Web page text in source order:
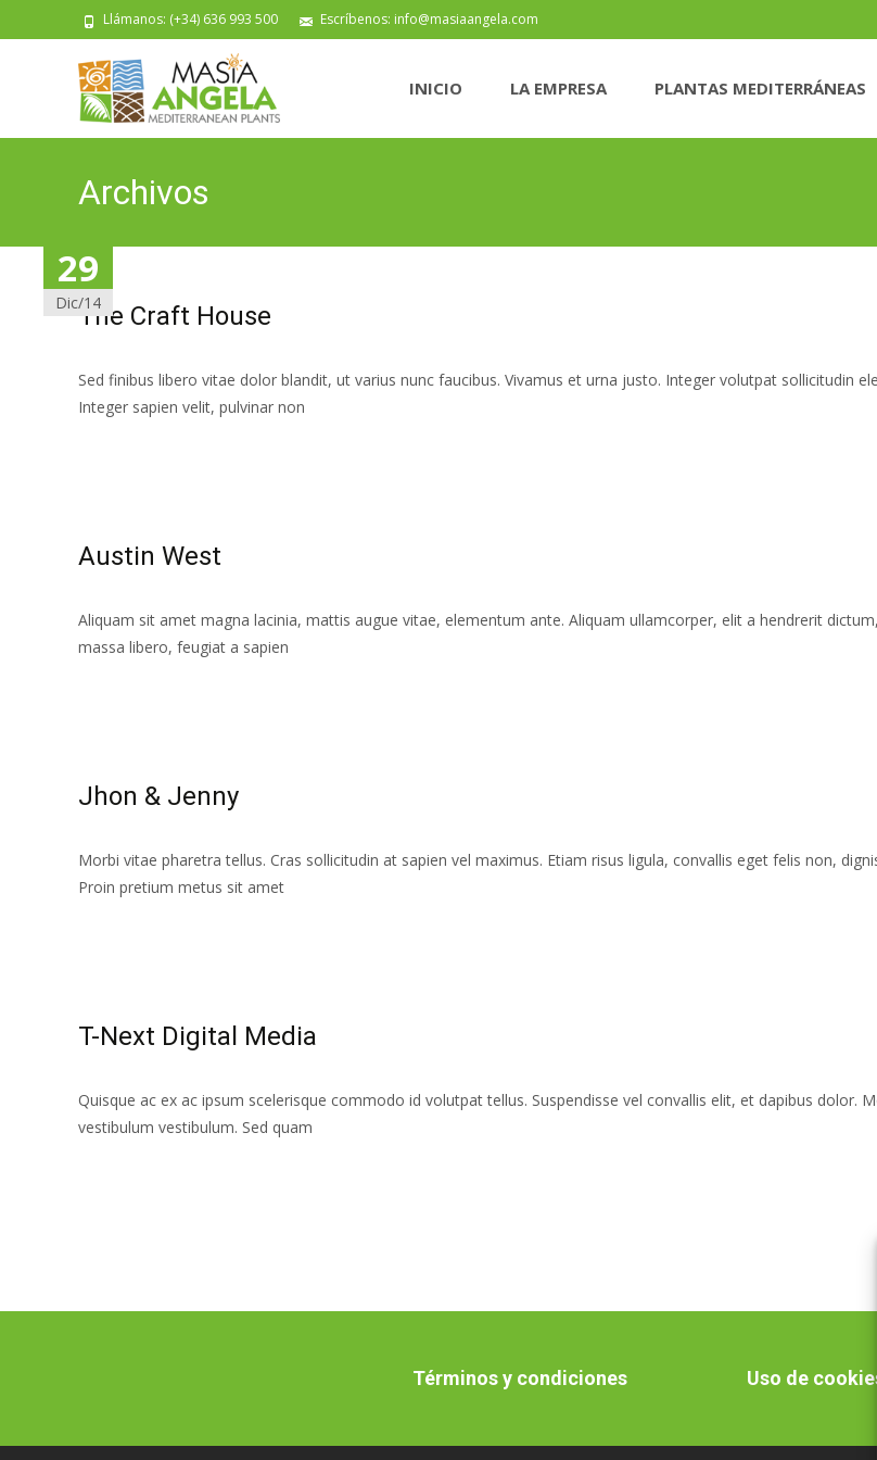
Llámanos: (+34) 636 993 500 Escríbenos: info@masiaangela.com
INICIO LA EMPRESA PLANTAS MEDITERRÁNEAS
Archivos
31
Dic/14The Craft House
Sed finibus libero vitae dolor blandit, ut varius nunc faucibus. Vivamus et urna justo. Integer volutpat sollicitudin
Integer sapien velit, pulvinar non
29
Dic/14
Austin West
Aliquam sit amet magna lacinia, mattis augue vitae, elementum ante. Aliquam ullamcorper, elit a hendrerit
massa libero, feugiat a sapien
29
Dic/14
Jhon & Jenny
Morbi vitae pharetra tellus. Cras sollicitudin at sapien vel maximus. Etiam risus ligula, convallis eget felis non,
Proin pretium metus sit amet
29
Dic/14
T-Next Digital Media
Quisque ac ex ac ipsum scelerisque commodo id volutpat tellus. Suspendisse vel convallis elit, et dapibus dolor.
vestibulum vestibulum. Sed quam
Términos y condiciones Uso de cookies